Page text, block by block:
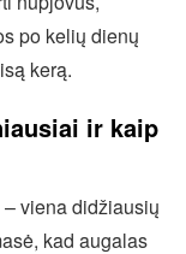
po kelių dienų
kerą.
ir kaip
– viena didžiausių
kad augalas